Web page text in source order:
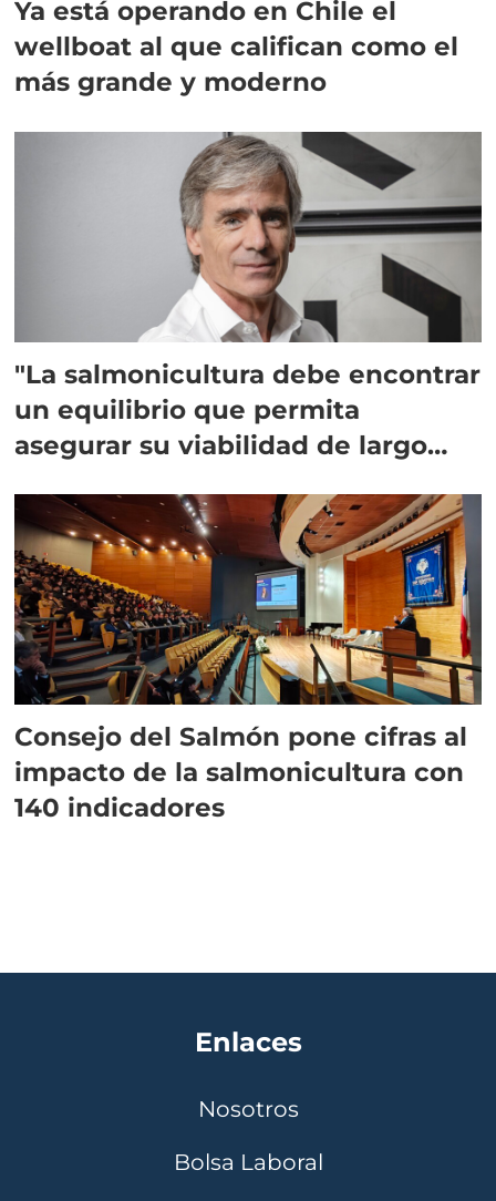
Ya está operando en Chile el
wellboat al que califican como el
más grande y moderno
"La salmonicultura debe encontrar
un equilibrio que permita
asegurar su viabilidad de largo
Consejo del Salmón pone cifras al
impacto de la salmonicultura con
140 indicadores
Enlaces
Nosotros
Bolsa Laboral